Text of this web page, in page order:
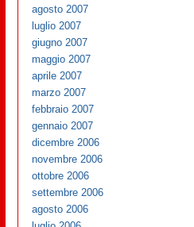
agosto 2007
luglio 2007
giugno 2007
maggio 2007
aprile 2007
marzo 2007
febbraio 2007
gennaio 2007
dicembre 2006
novembre 2006
ottobre 2006
settembre 2006
agosto 2006